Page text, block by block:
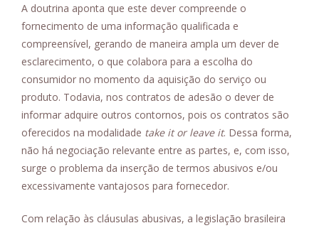
A doutrina aponta que este dever compreende o
fornecimento de uma informação qualificada e
compreensível, gerando de maneira ampla um dever de
esclarecimento, o que colabora para a escolha do
consumidor no momento da aquisição do serviço ou
produto. Todavia, nos contratos de adesão o dever de
informar adquire outros contornos, pois os contratos são
oferecidos na modalidade take it or leave it. Dessa forma,
não há negociação relevante entre as partes, e, com isso,
surge o problema da inserção de termos abusivos e/ou
excessivamente vantajosos para fornecedor.
Com relação às cláusulas abusivas, a legislação brasileira